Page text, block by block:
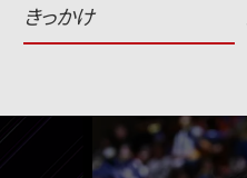
きっかけ